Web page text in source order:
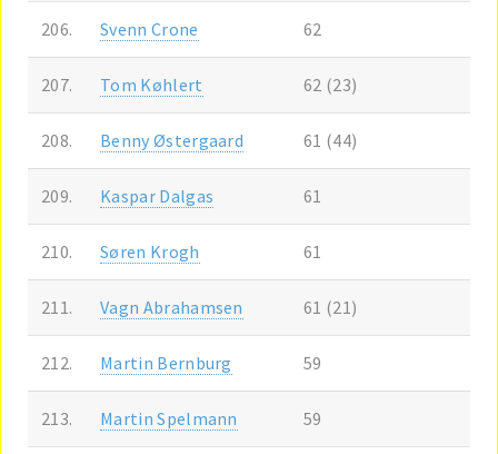
206. Svenn Crone 62
207. Tom Køhlert 62 (23)
208. Benny Østergaard 61 (44)
209. Kaspar Dalgas 61
210. Søren Krogh 61
211. Vagn Abrahamsen 61 (21)
212. Martin Bernburg 59
213. Martin Spelmann 59